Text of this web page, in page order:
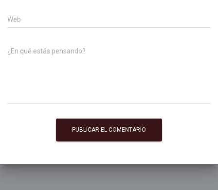
Web
¿En qué estás pensando?